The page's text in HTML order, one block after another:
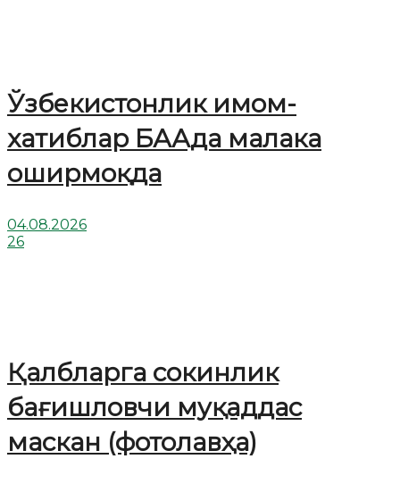
Ўзбекистонлик имом-
хатиблар БААда малака
оширмоқда
04.08.2026
26
Қалбларга сокинлик
бағишловчи муқаддас
маскан (фотолавҳа)